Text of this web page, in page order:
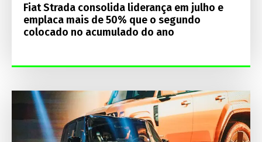
Fiat Strada consolida liderança em julho e
emplaca mais de 50% que o segundo
colocado no acumulado do ano